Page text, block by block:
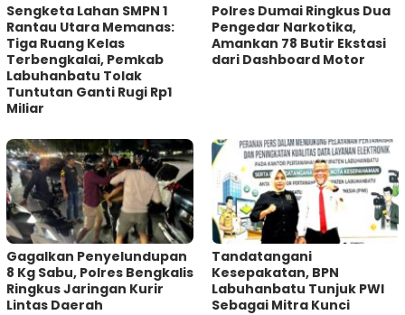
Sengketa Lahan SMPN 1
Rantau Utara Memanas:
Tiga Ruang Kelas
Terbengkalai, Pemkab
Labuhanbatu Tolak
Tuntutan Ganti Rugi Rp1
Miliar
Polres Dumai Ringkus Dua
Pengedar Narkotika,
Amankan 78 Butir Ekstasi
dari Dashboard Motor
Gagalkan Penyelundupan
8 Kg Sabu, Polres Bengkalis
Ringkus Jaringan Kurir
Lintas Daerah
Tandatangani
Kesepakatan, BPN
Labuhanbatu Tunjuk PWI
Sebagai Mitra Kunci